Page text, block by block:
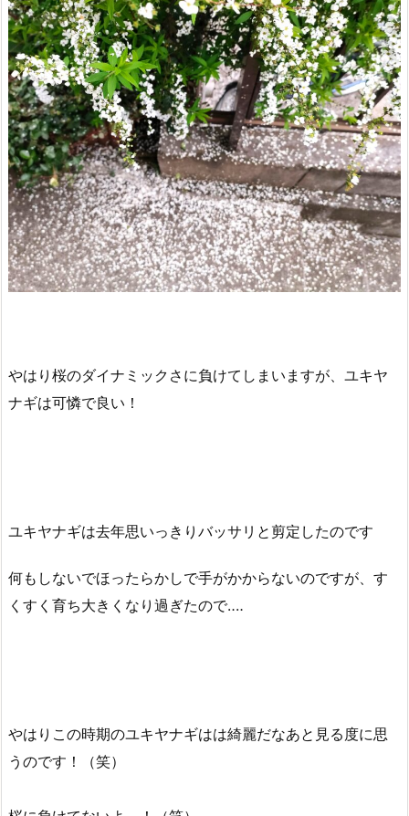
やはり桜のダイナミックさに負けてしまいますが、ユキヤ
ナギは可憐で良い！
ユキヤナギは去年思いっきりバッサリと剪定したのです
何もしないでほったらかしで手がかからないのですが、す
くすく育ち大きくなり過ぎたので‥‥
やはりこの時期のユキヤナギはは綺麗だなあと見る度に思
うのです！（笑）